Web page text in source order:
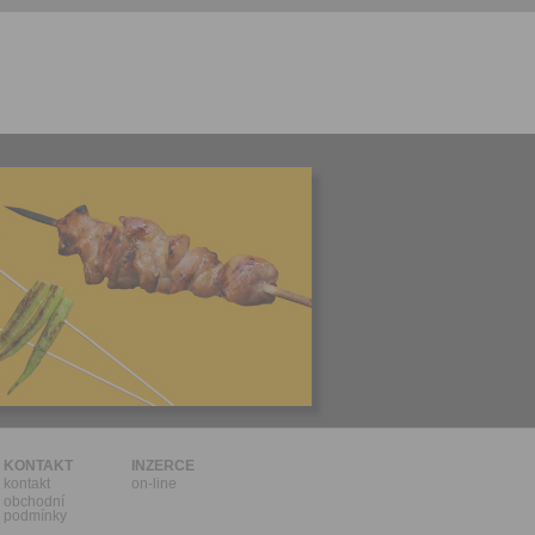
KONTAKT
kontakt
obchodní
podmínky
INZERCE
on-line
sdělení
v Praze.
let, nebo
tento
starší 16
s